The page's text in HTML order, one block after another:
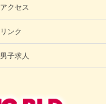
アクセス
リンク
男子求人